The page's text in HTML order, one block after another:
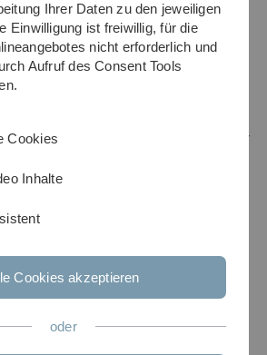
Publikationen
S.D., Sakr, G., Jomard, F., Lu, Y.-
D’Haen, J., Soltani, A., Verbeeck, J.,
J., Nesládek, M. & Haenen, K. (2014).
(110) oriented phosphorus doped
Physics Letters.
Markham, M.L., Twitchen, D.J.,
R. (2014).
the backaction of sequential partial
feedback.
DOI: 10.1038/nphys2881
Ihrer Daten zu den jeweiligen
Einwilligung ist freiwillig, für die
nicht erforderlich und
Aufruf des Consent Tools
Cookies
Inhalte
Cookies akzeptieren
oder